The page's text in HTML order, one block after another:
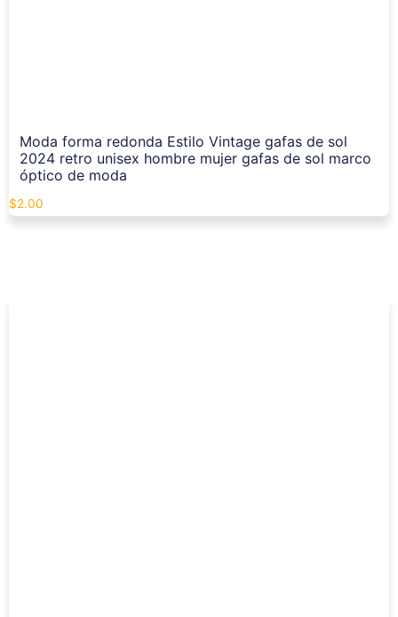
Moda forma redonda Estilo Vintage gafas de sol
2024 retro unisex hombre mujer gafas de sol marco
óptico de moda
$2.00